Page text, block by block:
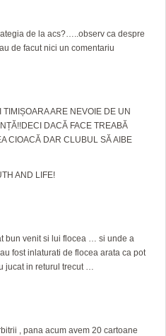
de la acs?…..observ ca despre
de facut nici un comentariu
ARE NEVOIE DE UN
DACĂ FACE TREABĂ
CIOACĂ DAR CLUBUL SĂ AIBE
AND LIFE!
bun venit si lui flocea … si unde a
fost inlaturati de flocea arata ca pot
jucat in returul trecut …
, pana acum avem 20 cartoane